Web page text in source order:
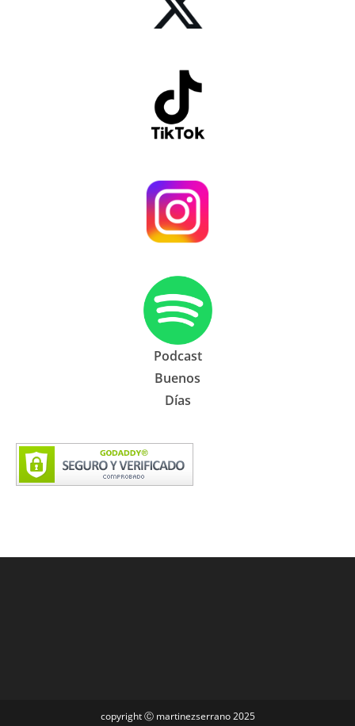
Podcast
Buenos
Días
copyright Ⓒ martinezserrano 2025